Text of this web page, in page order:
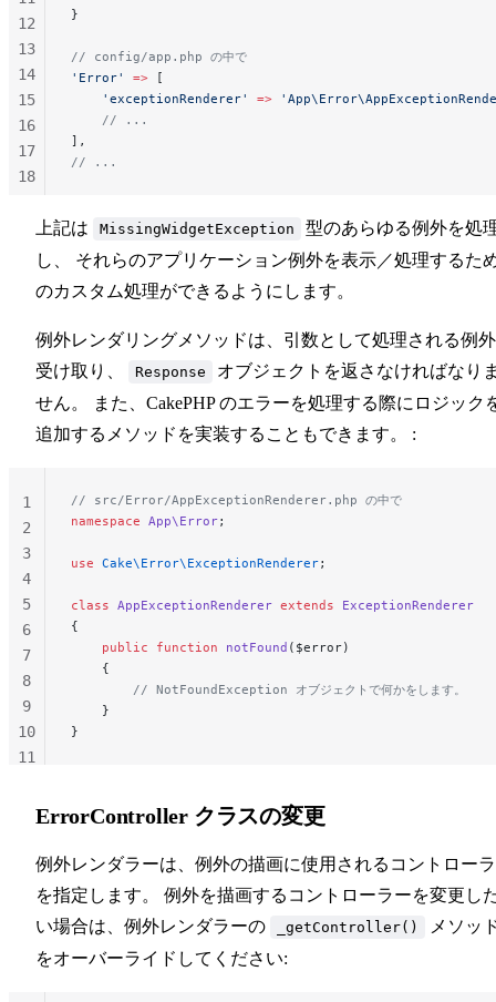
}
// config/app.php の中で
'Error'
=> [
    'exceptionRenderer'
=>
    // ...
],
// ...
12
13
14
15
16
17
18
上記は MissingWidgetException
型のあらゆる例外を処
し、 それらのアプリケーション例外を表示／処理するた
のカスタム処理ができるようにします。
例外レンダリングメソッドは、引数として処理される例
受け取り、
Response
オブジェクトを返さなければなり
せん。 また、CakePHP のエラーを処理する際にロジック
追加するメソッドを実装することもできます。 :
// src/Error/AppExceptionRenderer.php の中で
namespace App\Error;
use Cake\Error\ExceptionRenderer;
class AppExceptionRenderer extends ExceptionRenderer
{
    public
function notFound ($error)
    {
        // NotFoundException オブジェクトで何かをします。
    }
}
1
2
3
4
5
6
7
8
9
10
11
ErrorController クラスの変更
例外レンダラーは、例外の描画に使用されるコントロー
を指定します。 例外を描画するコントローラーを変更し
い場合は、例外レンダラーの
_getController()
メソッ
をオーバーライドしてください: